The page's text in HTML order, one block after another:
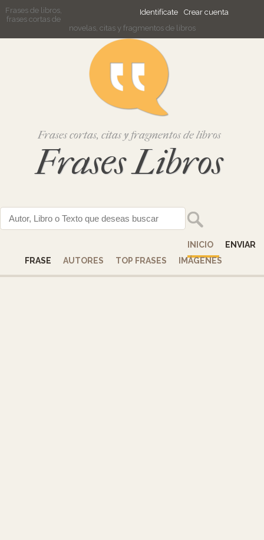
Identifícate Crear cuenta
Frases de libros,
frases cortas de
novelas, citas y fragmentos de libros
Frases cortas, citas y fragmentos de libros
Frases Libros
INICIO
ENVIAR
FRASE
AUTORES TOP FRASES IMÁGENES